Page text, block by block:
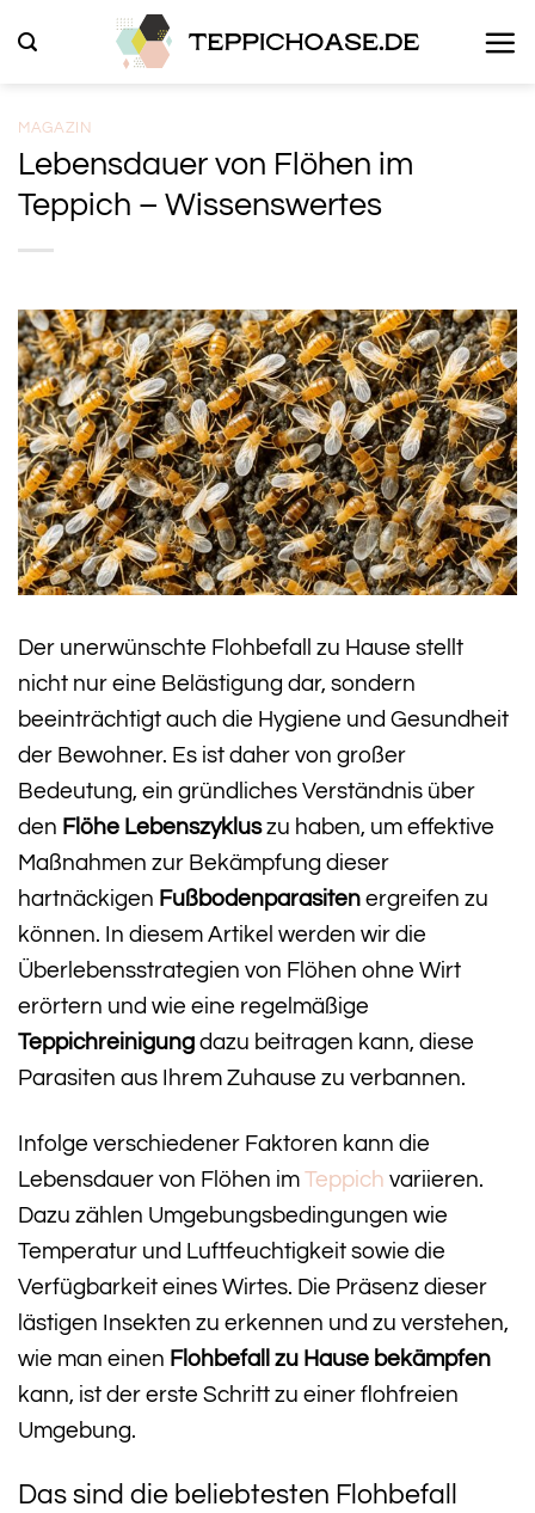
Inhalt
MAGAZIN
Lebensdauer von Flöhen im
Teppich – Wissenswertes
Der unerwünschte Flohbefall zu Hause stellt
nicht nur eine Belästigung dar, sondern
beeinträchtigt auch die Hygiene und Gesundheit
der Bewohner. Es ist daher von großer
Bedeutung, ein gründliches Verständnis über
den Flöhe Lebenszykluszu haben, um effektive
Maßnahmen zur Bekämpfung dieser
hartnäckigen Fußbodenparasiten ergreifen zu
können. In diesem Artikel werden wir die
Überlebensstrategien von Flöhen ohne Wirt
erörtern und wie eine regelmäßige
Teppichreinigung dazu beitragen kann, diese
Parasiten aus Ihrem Zuhause zu verbannen.
Infolge verschiedener Faktoren kann die
Lebensdauer von Flöhen im Teppich variieren.
Dazu zählen Umgebungsbedingungen wie
Temperatur und Luftfeuchtigkeit sowie die
Verfügbarkeit eines Wirtes. Die Präsenz dieser
lästigen Insekten zu erkennen und zu verstehen,
wie man einen Flohbefall zu Hause bekämpfen
kann, ist der erste Schritt zu einer flohfreien
Umgebung.
Das sind die beliebtesten Flohbefall